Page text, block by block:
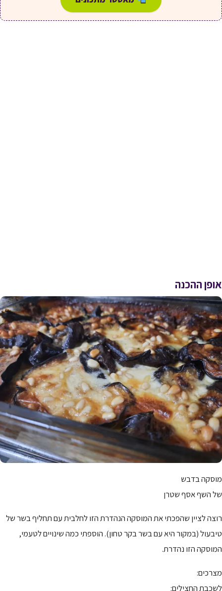
אופן ההכנה
מוסקה בדבש
של השף אסף שטרן
רוצה לציין שהפכתי את המוסקה הנהדרת הזו לחלבית עם תחליף בשר של
טיבעול (במקור היא עם בשר בקר טחון). הוספתי כמה שינויים לטעמי,
המוסקה הזו נהדרת.
מצרכים:
לשכבת החצילים: